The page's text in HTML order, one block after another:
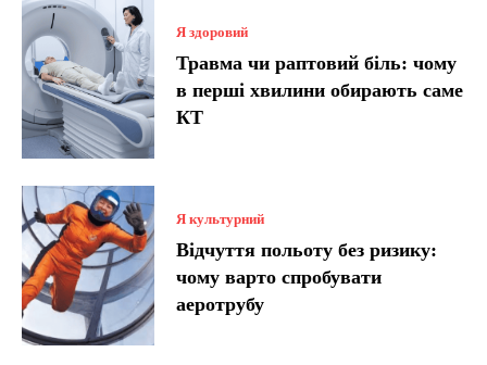
Я здоровий
Травма чи раптовий біль: чому
в перші хвилини обирають саме
КТ
Я культурний
Відчуття польоту без ризику:
чому варто спробувати
аеротрубу